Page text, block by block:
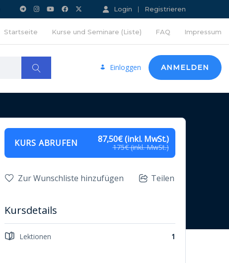
Login Registrieren
Startseite Kurse und Seminare (Liste) FAQ Impressum
Einloggen ANMELDEN
KURS ABRUFEN 87,50€ (inkl. MwSt.)
175€ (inkl. MwSt.)
Zur Wunschliste hinzufügen Teilen
Kursdetails
Lektionen 1